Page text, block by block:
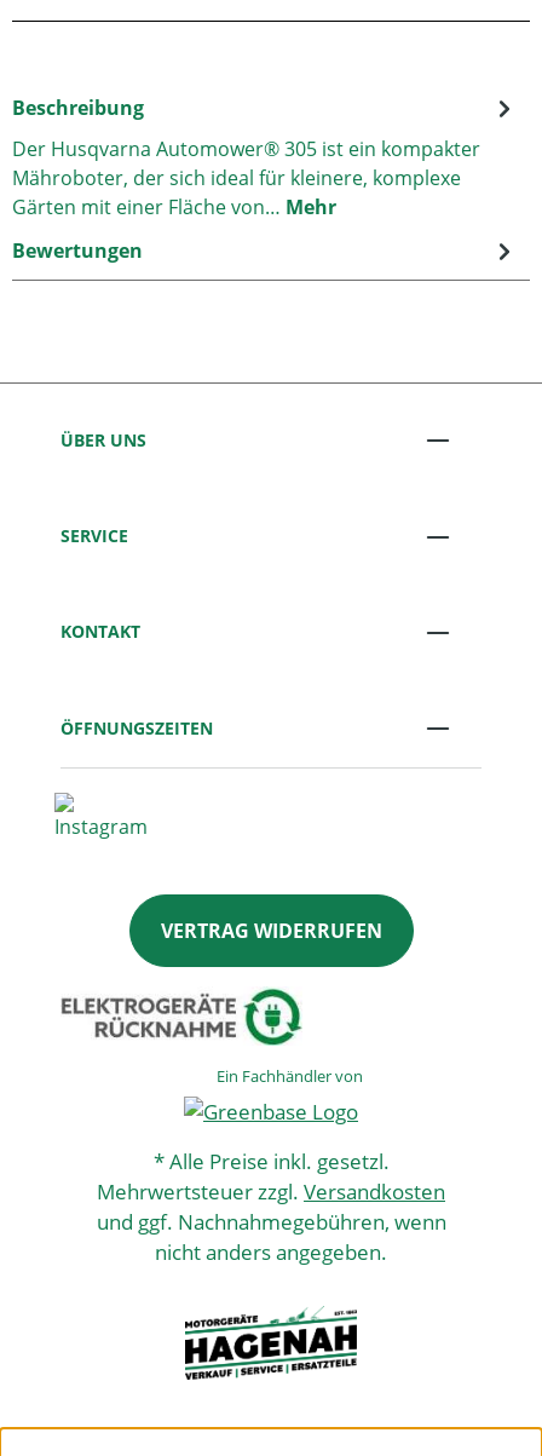
Beschreibung
Der Husqvarna Automower® 305 ist ein kompakter
Mähroboter, der sich ideal für kleinere, komplexe
Gärten mit einer Fläche von… Mehr
Bewertungen
ÜBER UNS
SERVICE
KONTAKT
ÖFFNUNGSZEITEN
VERTRAG WIDERRUFEN
Ein Fachhändler von
* Alle Preise inkl. gesetzl.
Mehrwertsteuer zzgl. Versandkosten
und ggf. Nachnahmegebühren, wenn
nicht anders angegeben.